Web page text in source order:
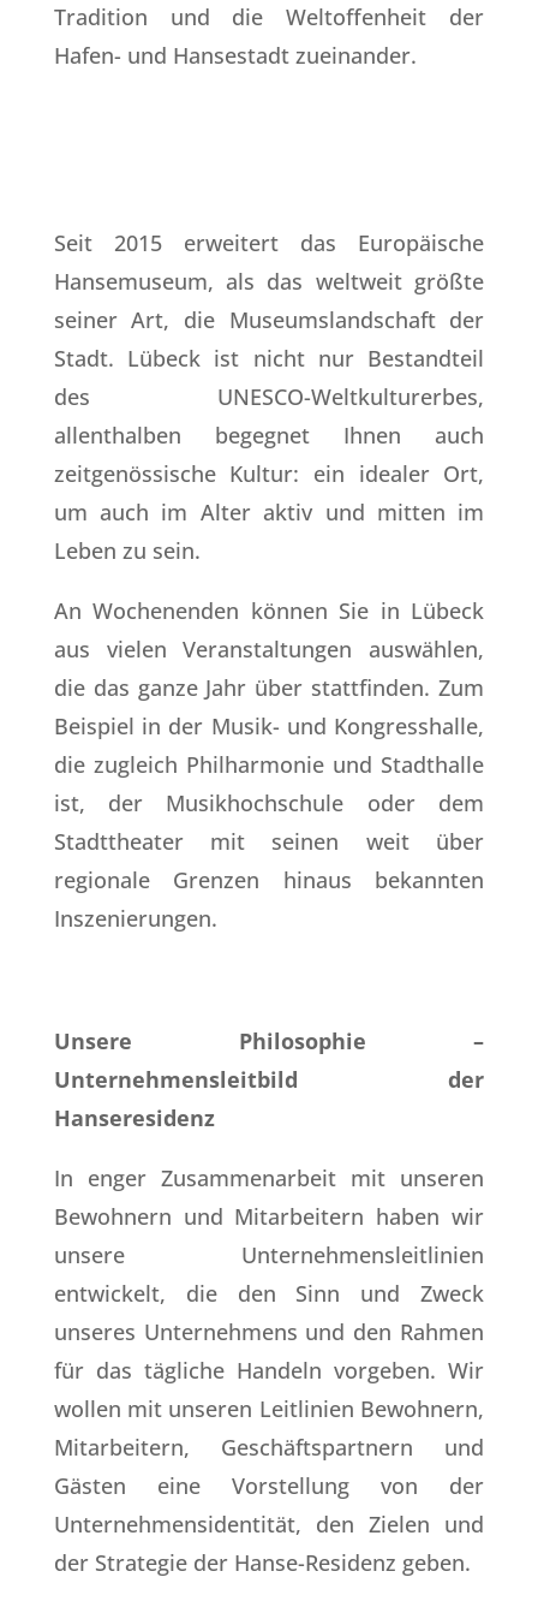
Tradition und die Weltoffenheit der
Hafen- und Hansestadt zueinander.
Seit 2015 erweitert das Europäische
Hansemuseum, als das weltweit größte
seiner Art, die Museumslandschaft der
Stadt. Lübeck ist nicht nur Bestandteil
des UNESCO-Weltkulturerbes,
allenthalben begegnet Ihnen auch
zeitgenössische Kultur: ein idealer Ort,
um auch im Alter aktiv und mitten im
Leben zu sein.
An Wochenenden können Sie in Lübeck
aus vielen Veranstaltungen auswählen,
die das ganze Jahr über stattfinden. Zum
Beispiel in der Musik- und Kongresshalle,
die zugleich Philharmonie und Stadthalle
ist, der Musikhochschule oder dem
Stadttheater mit seinen weit über
regionale Grenzen hinaus bekannten
Inszenierungen.
Unsere Philosophie –
Unternehmensleitbild der
Hanseresidenz
In enger Zusammenarbeit mit unseren
Bewohnern und Mitarbeitern haben wir
unsere Unternehmensleitlinien
entwickelt, die den Sinn und Zweck
unseres Unternehmens und den Rahmen
für das tägliche Handeln vorgeben. Wir
wollen mit unseren Leitlinien Bewohnern,
Mitarbeitern, Geschäftspartnern und
Gästen eine Vorstellung von der
Unternehmensidentität, den Zielen und
der Strategie der Hanse-Residenz geben.